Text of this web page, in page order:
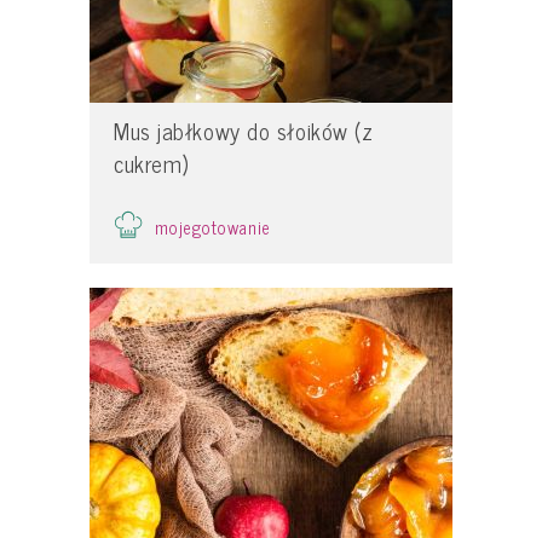
Mus jabłkowy do słoików (z
cukrem)
mojegotowanie